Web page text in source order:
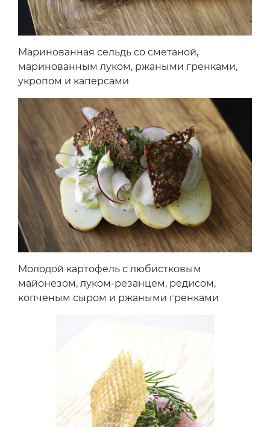
Маринованная сельдь со сметаной,
маринованным луком, ржаными гренками,
укропом и каперсами
Молодой картофель с любистковым
майонезом, луком-резанцем, редисом,
копченым сыром и ржаными гренками